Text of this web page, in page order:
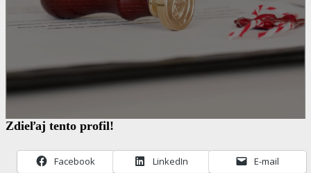
Zdieľaj tento profil!
Facebook LinkedIn E-mail